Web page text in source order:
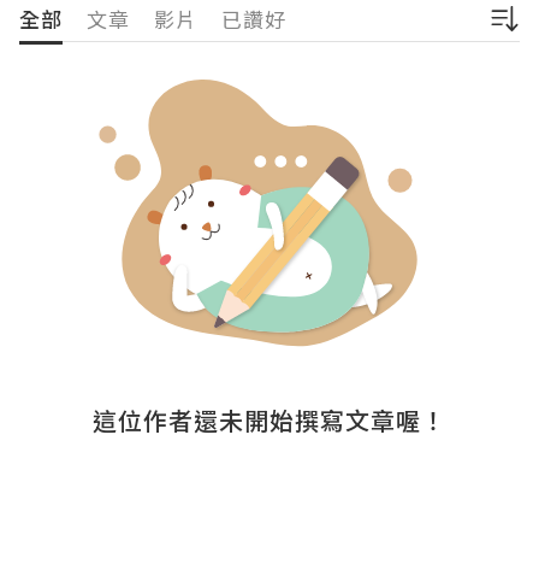
全部 文章 影片 已讚好
這位作者還未開始撰寫文章喔！